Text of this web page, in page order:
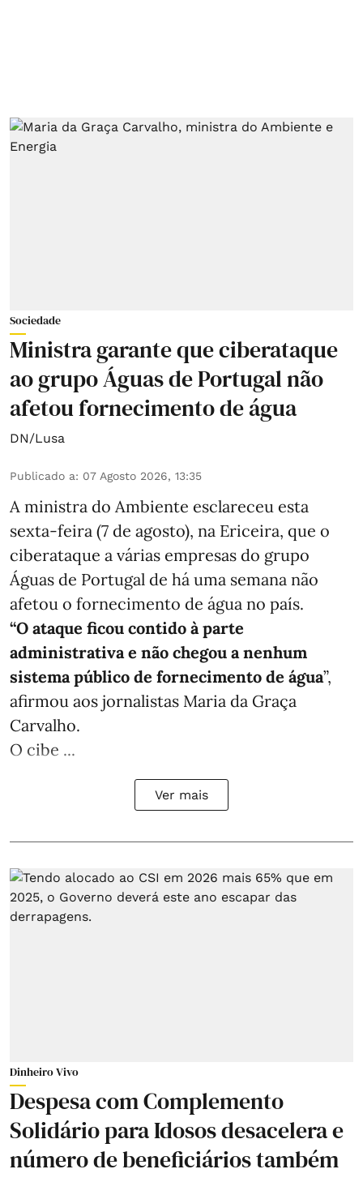
Sociedade
Ministra garante que ciberataque
ao grupo Águas de Portugal não
afetou fornecimento de água
DN/Lusa
Publicado a: 07 Agosto 2026, 13:35
A ministra do Ambiente esclareceu esta
sexta-feira (7 de agosto), na Ericeira, que o
ciberataque a várias empresas do grupo
Águas de Portugal de há uma semana não
afetou o fornecimento de água no país.
“O ataque ficou contido à parte
administrativa e não chegou a nenhum
sistema público de fornecimento de água”,
afirmou aos jornalistas Maria da Graça
Carvalho.
O cibe ...
Ver mais
Dinheiro Vivo
Despesa com Complemento
Solidário para Idosos desacelera e
número de beneficiários também